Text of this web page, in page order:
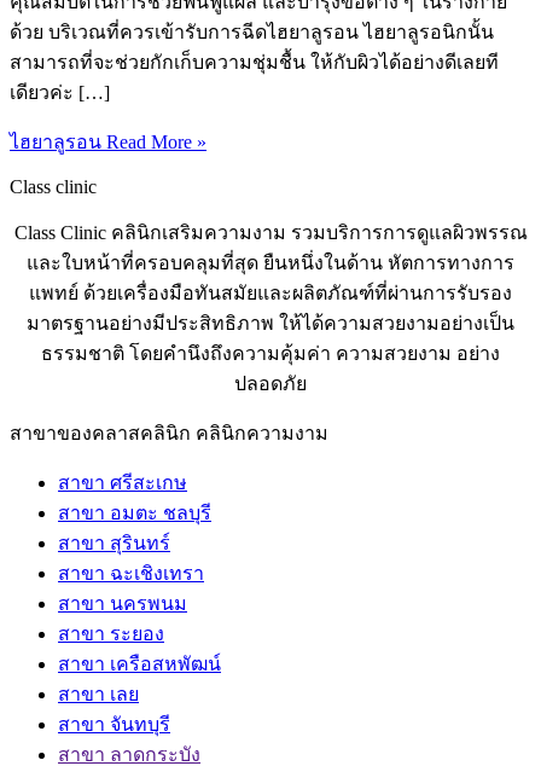
ด้วย บริเวณที่ควรเข้ารับการฉีดไฮยาลูรอน ไฮยาลูรอนิกนั้น
สามารถที่จะช่วยกักเก็บความชุ่มชื้น ให้กับผิวได้อย่างดีเลยที
เดียวค่ะ […]
ไฮยาลูรอน Read More »
Class clinic
Class Clinic คลินิกเสริมความงาม รวมบริการการดูแลผิวพรรณ
และใบหน้าที่ครอบคลุมที่สุด ยืนหนึ่งในด้าน หัตการทางการ
แพทย์ ด้วยเครื่องมือทันสมัยและผลิตภัณฑ์ที่ผ่านการรับรอง
มาตรฐานอย่างมีประสิทธิภาพ ให้ได้ความสวยงามอย่างเป็น
ธรรมชาติ โดยคำนึงถึงความคุ้มค่า ความสวยงาม อย่าง
ปลอดภัย
สาขาของคลาสคลินิก คลินิกความงาม
สาขา ศรีสะเกษ
สาขา อมตะ ชลบุรี
สาขา สุรินทร์
สาขา ฉะเชิงเทรา
สาขา นครพนม
สาขา ระยอง
สาขา เครือสหพัฒน์
สาขา เลย
สาขา จันทบุรี
สาขา ลาดกระบัง